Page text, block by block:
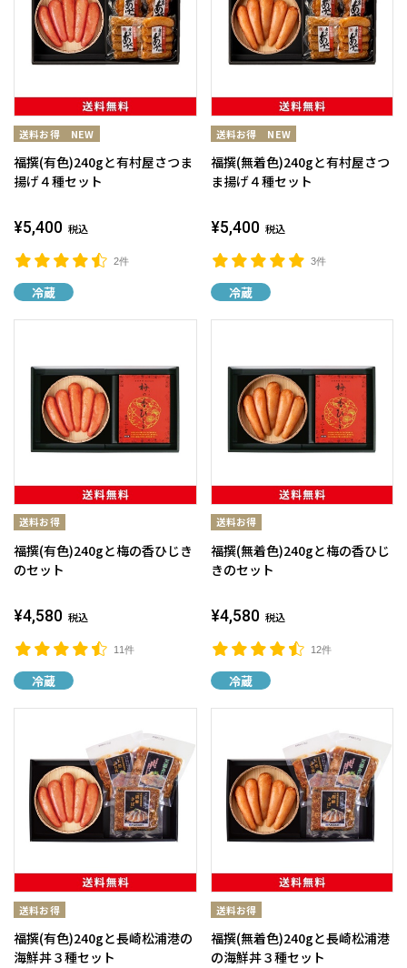
福撰(有色)240gと有村屋さつま
揚げ４種セット
2件
¥5,400 税込
冷蔵
福撰(無着色)240gと有村屋さつ
ま揚げ４種セット
3件
¥5,400 税込
冷蔵
福撰(有色)240gと梅の香ひじき
のセット
11件
¥4,580 税込
冷蔵
福撰(無着色)240gと梅の香ひじ
きのセット
12件
¥4,580 税込
冷蔵
福撰(有色)240gと長崎松浦港の
海鮮丼３種セット
福撰(無着色)240gと長崎松浦港
の海鮮丼３種セット